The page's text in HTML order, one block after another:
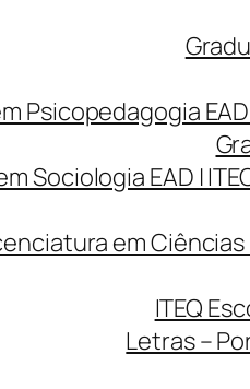
Psicopedagogia
Sociologia EAD |
em Ciências
ITEQ
Letras –